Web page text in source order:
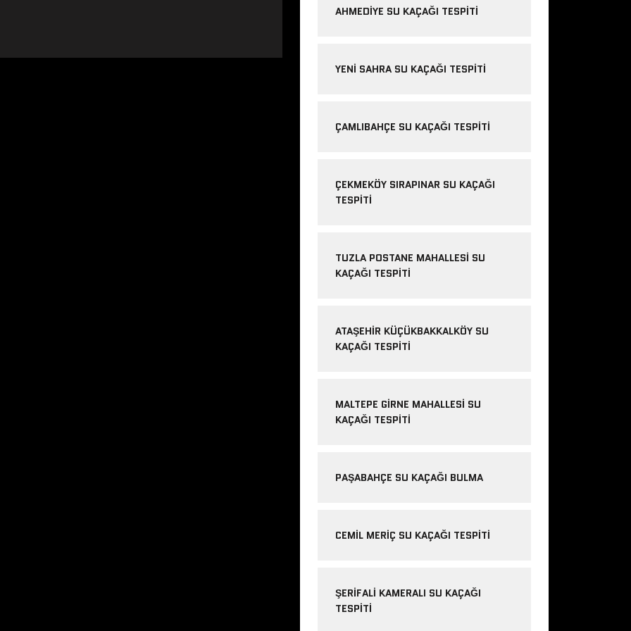
AHMEDIYE SU KAÇAĞI TESPITI
YENI SAHRA SU KAÇAĞI TESPITI
ÇAMLIBAHÇE SU KAÇAĞI TESPITI
ÇEKMEKÖY SIRAPINAR SU KAÇAĞI
TESPITI
TUZLA POSTANE MAHALLESI SU
KAÇAĞI TESPITI
ATAŞEHIR KÜÇÜKBAKKALKÖY SU
KAÇAĞI TESPITI
MALTEPE GIRNE MAHALLESI SU
KAÇAĞI TESPITI
PAŞABAHÇE SU KAÇAĞI BULMA
CEMIL MERIÇ SU KAÇAĞI TESPITI
ŞERIFALI KAMERALI SU KAÇAĞI
TESPITI